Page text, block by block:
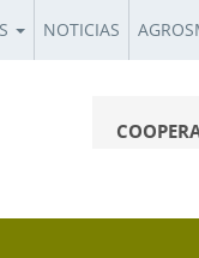
NOTICIAS